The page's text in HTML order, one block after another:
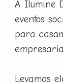
A Ilumine
eventos
para
Levamos